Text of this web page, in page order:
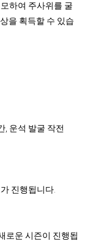
하여 주사위를 굴
을 획득할 수 있습
, 운석 발굴 작전
진행됩니다.
로운 시즌이 진행됩